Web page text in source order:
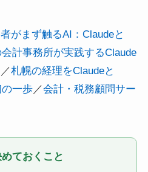
がまず触るAI：Claudeと
計事務所が実践するClaude
／札幌の経理をClaudeと
一歩／会計・税務顧問サー
ておくこと